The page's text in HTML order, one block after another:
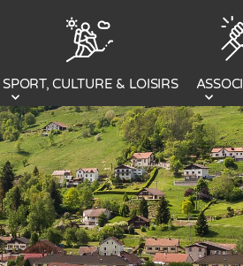
SPORT, CULTURE & LOISIRS